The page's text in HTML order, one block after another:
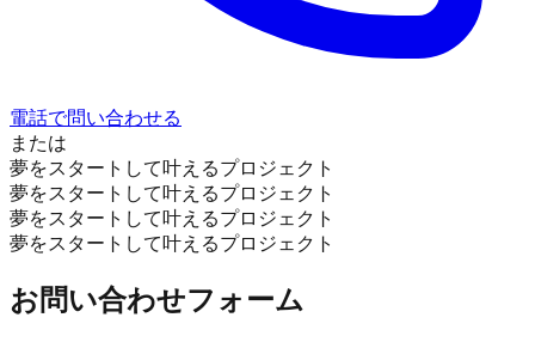
電話で問い合わせる
または
夢をスタートして叶えるプロジェクト
夢をスタートして叶えるプロジェクト
夢をスタートして叶えるプロジェクト
夢をスタートして叶えるプロジェクト
お問い合わせフォーム